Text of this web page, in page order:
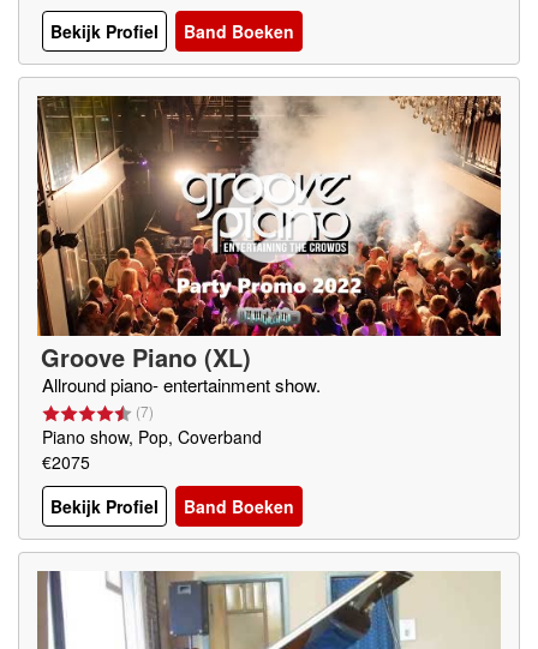
Bekijk Profiel
Band Boeken
Groove Piano (XL)
Allround piano- entertainment show.
(7)
Piano show, Pop, Coverband
€2075
Bekijk Profiel
Band Boeken